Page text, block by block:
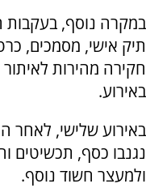
במקרה נוסף, בעקבות
תיק אישי, מסמכים,
חקירה מהירות
באירוע.
באירוע שלישי, לאחר
נגנבו כסף, תכשיטים
ולמעצר חשוד נוסף.